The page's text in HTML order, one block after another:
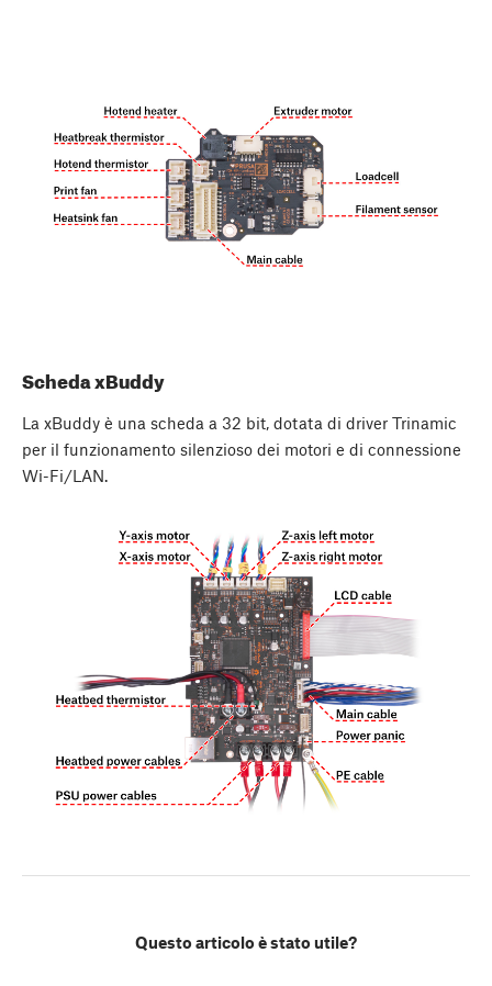
Scheda xBuddy
La xBuddy è una scheda a 32 bit, dotata di driver Trinamic
per il funzionamento silenzioso dei motori e di connessione
Wi-Fi/LAN.
Questo articolo è stato utile?